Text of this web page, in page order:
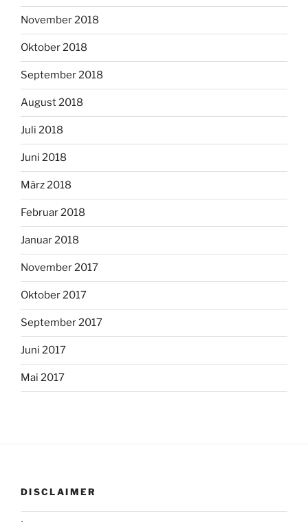
November 2018
Oktober 2018
September 2018
August 2018
Juli 2018
Juni 2018
März 2018
Februar 2018
Januar 2018
November 2017
Oktober 2017
September 2017
Juni 2017
Mai 2017
DISCLAIMER